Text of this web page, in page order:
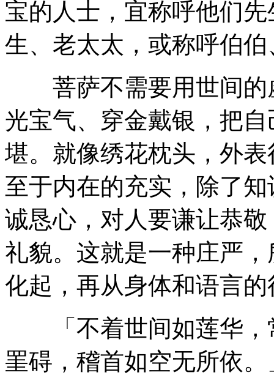
宝的人士，宜称呼他们
生、老太太，或称呼伯
菩萨不需要用世间的
光宝气、穿金戴银，把
堪。就像绣花枕头，外
至于内在的充实，除了
诚恳心，对人要谦让恭
礼貌。这就是一种庄严
化起，再从身体和语言
「不着世间如莲华，
罣碍，稽首如空无所依